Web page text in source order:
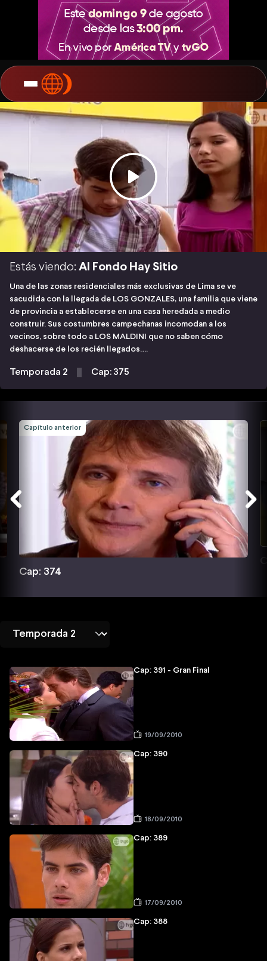
Estás viendo: Al Fondo Hay Sitio
Una de las zonas residenciales más exclusivas de Lima se ve
sacudida con la llegada de LOS GONZALES, una familia que viene
de provincia a establecerse en una casa heredada a medio
construir. Sus costumbres campechanas incomodan a los
vecinos, sobre todo a LOS MALDINI que no saben cómo
deshacerse de los recién llegados….
Temporada 2 Cap: 375
Capítulo anterior
Cap: 374
Cap: 391 - Gran Final
19/09/2010
Cap: 390
18/09/2010
Cap: 389
17/09/2010
Cap: 388